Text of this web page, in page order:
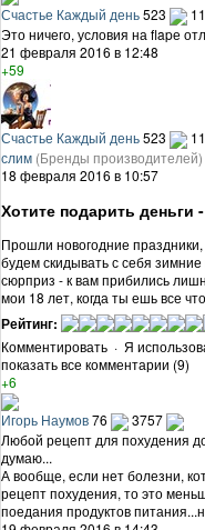
Счастье Каждый день523
Это ничего, условия на flapе
21 февраля 2016 в 12:48
+59
Счастье Каждый день523
слим (Бренды производителей)
18 февраля 2016 в 10:57
Хотите подарить деньги
Прошли новогодние
будем скидывать с себя
сюрприз - к вам прибились
мои 18 лет, когда ты ешь все
Рейтинг:
Комментировать · Я
показать все комментарии (9)
+6
Игорь Наумов76
3757
Любой рецепт для похудения
думаю...
А вообще, если нет болезни,
рецепт похудения, то это
поедания продуктов